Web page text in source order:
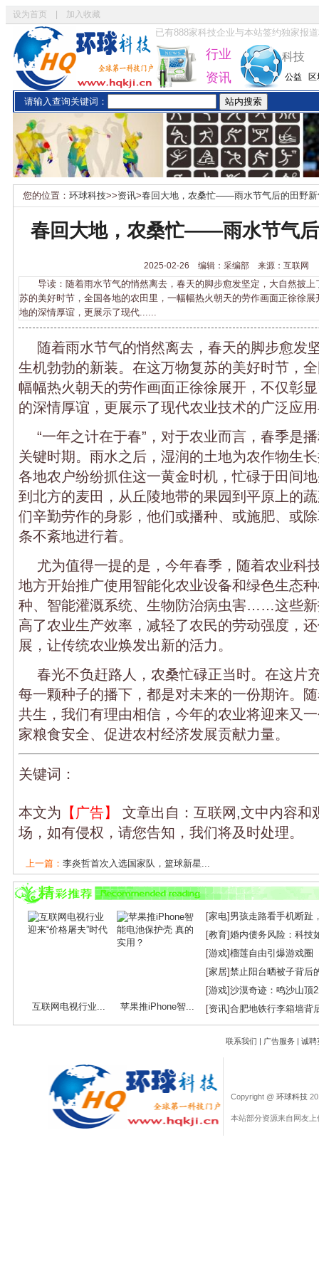
设为首页 加入收藏
已有888家科技企业与本站签约独家报
行业
资讯
科技
公益
请输入查询关键词：
您的位置： 环球科技>>资讯>春回大地，农桑忙——雨水节气后的田野新
春回大地，农桑忙——雨水节气
2025-02-26 编辑：采编部 来源：互联网
导读：随着雨水节气的悄然离去，春天的脚步愈发坚定，大自然披上
苏的美好时节，全国各地的农田里，一幅幅热火朝天的劳作画面正徐徐
地的深情厚谊，更展示了现代......
随着雨水节气的悄然离去，春天的脚步愈发
生机勃勃的新装。在这万物复苏的美好时节，
幅幅热火朝天的劳作画面正徐徐展开，不仅彰
的深情厚谊，更展示了现代农业技术的广泛应
“一年之计在于春”，对于农业而言，春季是
关键时期。雨水之后，湿润的土地为农作物生
各地农户纷纷抓住这一黄金时机，忙碌于田间
到北方的麦田，从丘陵地带的果园到平原上的
们辛勤劳作的身影，他们或播种、或施肥、或
条不紊地进行着。
尤为值得一提的是，今年春季，随着农业科
地方开始推广使用智能化农业设备和绿色生态
种、智能灌溉系统、生物防治病虫害……这些
高了农业生产效率，减轻了农民的劳动强度，
展，让传统农业焕发出新的活力。
春光不负赶路人，农桑忙碌正当时。在这片
每一颗种子的播下，都是对未来的一份期许。
共生，我们有理由相信，今年的农业将迎来又
家粮食安全、促进农村经济发展贡献力量。
关键词：
本文为 【广告】
文章出自：互联网,文中内容和
场，如有侵权，请您告知，我们将及时处理。
上一篇： 李炎哲首次入选国家队，篮球新星...
下一篇：李娜43岁生日快乐：网球传奇的不...
互联网电视行业... 苹果推iPhone智...
[家电] 男孩走路看手机断趾
[教育]婚内债务风险：科技
[游戏]榴莲自由引爆游戏圈
[家居]禁止阳台晒被子背后
[游戏]沙漠奇迹：鸣沙山顶
[资讯]合肥地铁行李箱墙背
联系我们 | 广告服务 | 诚聘
Copyright @ 环球科技
本站部分资源来自网友